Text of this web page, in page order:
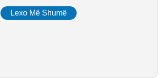
Lexo Më Shumë